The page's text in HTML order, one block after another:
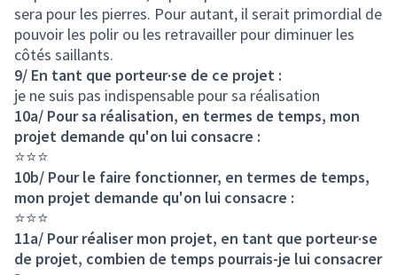
sera pour les pierres. Pour autant, il serait primordial de
pouvoir les polir ou les retravailler pour diminuer les
côtés saillants.
9/ En tant que porteur·se de ce projet :
je ne suis pas indispensable pour sa réalisation
10a/ Pour sa réalisation, en termes de temps, mon
projet demande qu'on lui consacre :
⭐⭐⭐
10b/ Pour le faire fonctionner, en termes de temps,
mon projet demande qu'on lui consacre :
⭐⭐⭐
11a/ Pour réaliser mon projet, en tant que porteur·se
de projet, combien de temps pourrais-je lui consacrer